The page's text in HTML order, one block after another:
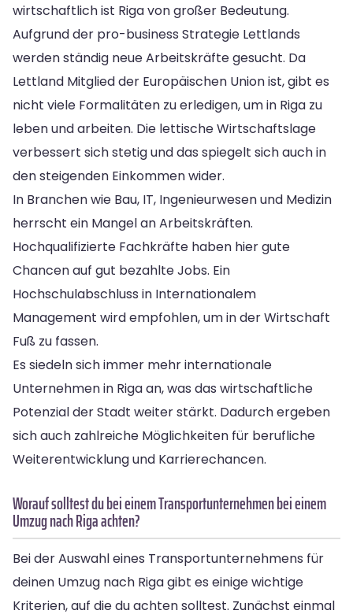
wirtschaftlich ist Riga von großer Bedeutung.
Aufgrund der pro-business Strategie Lettlands
werden ständig neue Arbeitskräfte gesucht. Da
Lettland Mitglied der Europäischen Union ist, gibt es
nicht viele Formalitäten zu erledigen, um in Riga zu
leben und arbeiten. Die lettische Wirtschaftslage
verbessert sich stetig und das spiegelt sich auch in
den steigenden Einkommen wider.
In Branchen wie Bau, IT, Ingenieurwesen und Medizin
herrscht ein Mangel an Arbeitskräften.
Hochqualifizierte Fachkräfte haben hier gute
Chancen auf gut bezahlte Jobs. Ein
Hochschulabschluss in Internationalem
Management wird empfohlen, um in der Wirtschaft
Fuß zu fassen.
Es siedeln sich immer mehr internationale
Unternehmen in Riga an, was das wirtschaftliche
Potenzial der Stadt weiter stärkt. Dadurch ergeben
sich auch zahlreiche Möglichkeiten für berufliche
Weiterentwicklung und Karrierechancen.
Worauf solltest du bei einem Transportunternehmen bei einem
Umzug nach Riga achten?
Bei der Auswahl eines Transportunternehmens für
deinen Umzug nach Riga gibt es einige wichtige
Kriterien, auf die du achten solltest. Zunächst einmal